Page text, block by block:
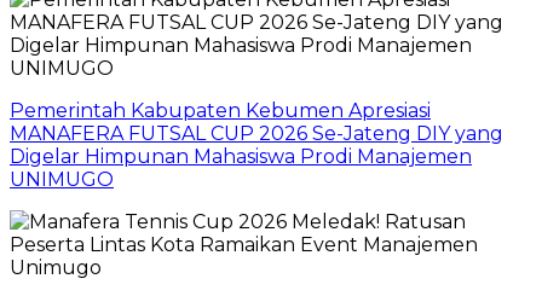
Pemerintah Kabupaten Kebumen Apresiasi
MANAFERA FUTSAL CUP 2026 Se-Jateng DIY yang
Digelar Himpunan Mahasiswa Prodi Manajemen
UNIMUGO